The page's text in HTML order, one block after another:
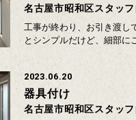
名古屋市昭和区スタッ
工事が終わり、お引き渡し
とシンプルだけど、細部に
2023.06.20
器具付け
名古屋市昭和区スタッ